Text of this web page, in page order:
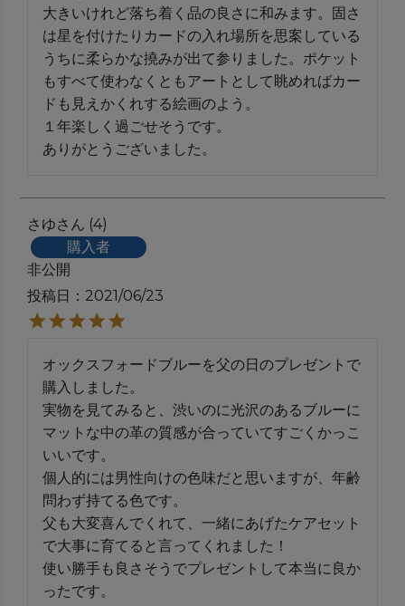
大きいけれど落ち着く品の良さに和みます。固さ
は星を付けたりカードの入れ場所を思案している
うちに柔らかな撓みが出て参りました。ポケット
もすべて使わなくともアートとして眺めればカー
ドも見えかくれする絵画のよう。
１年楽しく過ごせそうです。
ありがとうございました。
さゆ
4
購入者
非公開
投稿日
2021/06/23
オックスフォードブルーを父の日のプレゼントで
購入しました。
実物を見てみると、渋いのに光沢のあるブルーに
マットな中の革の質感が合っていてすごくかっこ
いいです。
個人的には男性向けの色味だと思いますが、年齢
問わず持てる色です。
父も大変喜んでくれて、一緒にあげたケアセット
で大事に育てると言ってくれました！
使い勝手も良さそうでプレゼントして本当に良か
ったです。